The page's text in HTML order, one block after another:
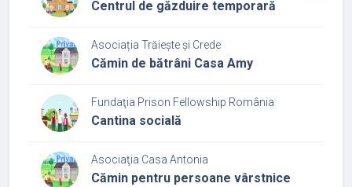
Centrul de găzduire temporară
Asociația Trăiește și Crede
Cămin de bătrâni Casa Amy
Fundaţia Prison Fellowship România
Cantina socială
Asociaţia Casa Antonia
Cămin pentru persoane vârstnice